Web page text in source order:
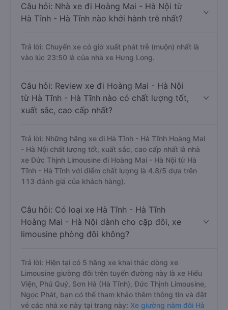
Câu hỏi: Nhà xe đi Hoàng Mai - Hà Nội từ
Hà Tĩnh - Hà Tĩnh nào khởi hành trễ nhất?
Trả lời: Chuyến xe có giờ xuất phát trễ (muộn) nhất là
vào lúc 23:50 là của nhà xe Hưng Long.
Câu hỏi: Review xe đi Hoàng Mai - Hà Nội
từ Hà Tĩnh - Hà Tĩnh nào có chất lượng tốt,
xuất sắc, cao cấp nhất?
Trả lời: Những hãng xe đi Hà Tĩnh - Hà Tĩnh Hoàng Mai
- Hà Nội chất lượng tốt, xuất sắc, cao cấp nhất là nhà
xe Đức Thịnh Limousine đi Hoàng Mai - Hà Nội từ Hà
Tĩnh - Hà Tĩnh với điểm chất lượng là 4.8/5 dựa trên
113 đánh giá của khách hàng).
Câu hỏi: Có loại xe Hà Tĩnh - Hà Tĩnh
Hoàng Mai - Hà Nội dành cho cặp đôi, xe
limousine phòng đôi không?
Trả lời: Hiện tại có 5 hãng xe khai thác dòng xe
Limousine giường đôi trên tuyến đường này là xe Hiếu
Viện, Phú Quý, Sơn Hà (Hà Tĩnh), Đức Thịnh Limousine,
Ngọc Phát, bạn có thể tham khảo thêm thông tin và đặt
vé các nhà xe này tại trang này: Xe giường nằm đôi Hà